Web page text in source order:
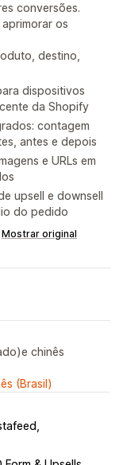
conversões.
os
destino,
dispositivos
da Shopify
contagem
antes e depois
e URLs em
upsell e downsell
do pedido
Mostrar original
chinês
(Brasil)